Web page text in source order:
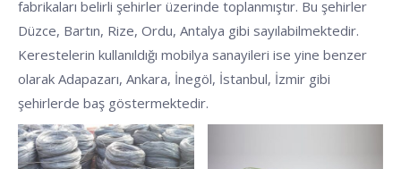
fabrikaları belirli şehirler üzerinde toplanmıştır. Bu şehirler
Düzce, Bartın, Rize, Ordu, Antalya gibi sayılabilmektedir.
Kerestelerin kullanıldığı mobilya sanayileri ise yine benzer
olarak Adapazarı, Ankara, İnegöl, İstanbul, İzmir gibi
şehirlerde baş göstermektedir.